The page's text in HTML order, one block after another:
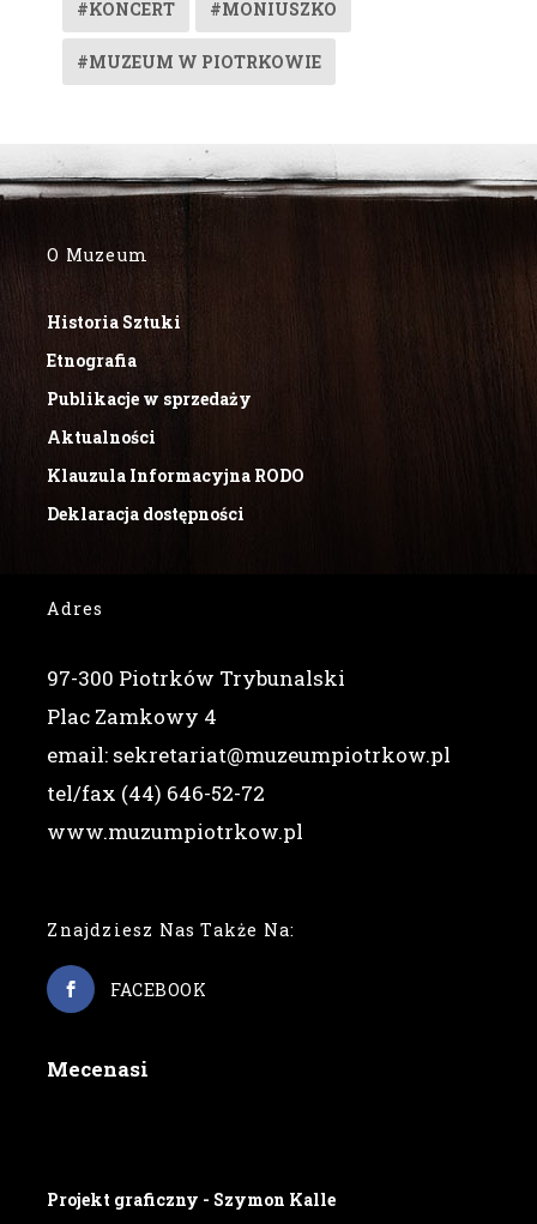
#KONCERT #MONIUSZKO
#MUZEUM W PIOTRKOWIE
O Muzeum
Historia Sztuki
Etnografia
Publikacje w sprzedaży
Aktualności
Klauzula Informacyjna RODO
Deklaracja dostępności
Adres
97-300 Piotrków Trybunalski
Plac Zamkowy 4
email: sekretariat@muzeumpiotrkow.pl
tel/fax (44) 646-52-72
www.muzumpiotrkow.pl
Znajdziesz Nas Także Na:
FACEBOOK
Mecenasi
Projekt graficzny - Szymon Kalle